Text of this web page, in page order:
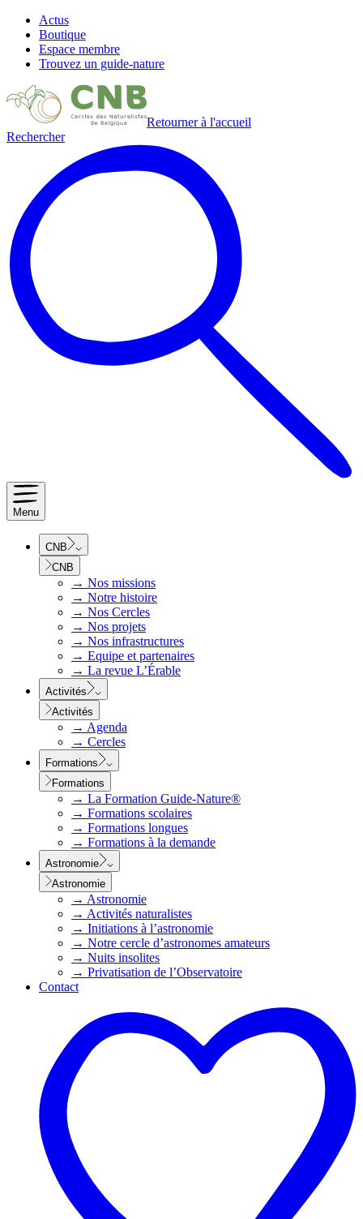
Actus
Boutique
Espace membre
Trouvez un guide-nature
Retourner à l'accueil
Rechercher
Menu
CNB
CNB
→ Nos missions
→ Notre histoire
→ Nos Cercles
→ Nos projets
→ Nos infrastructures
→ Equipe et partenaires
→ La revue L’Érable
Activités
Activités
→ Agenda
→ Cercles
Formations
Formations
→ La Formation Guide-Nature®
→ Formations scolaires
→ Formations longues
→ Formations à la demande
Astronomie
Astronomie
→ Astronomie
→ Activités naturalistes
→ Initiations à l’astronomie
→ Notre cercle d’astronomes amateurs
→ Nuits insolites
→ Privatisation de l’Observatoire
Contact